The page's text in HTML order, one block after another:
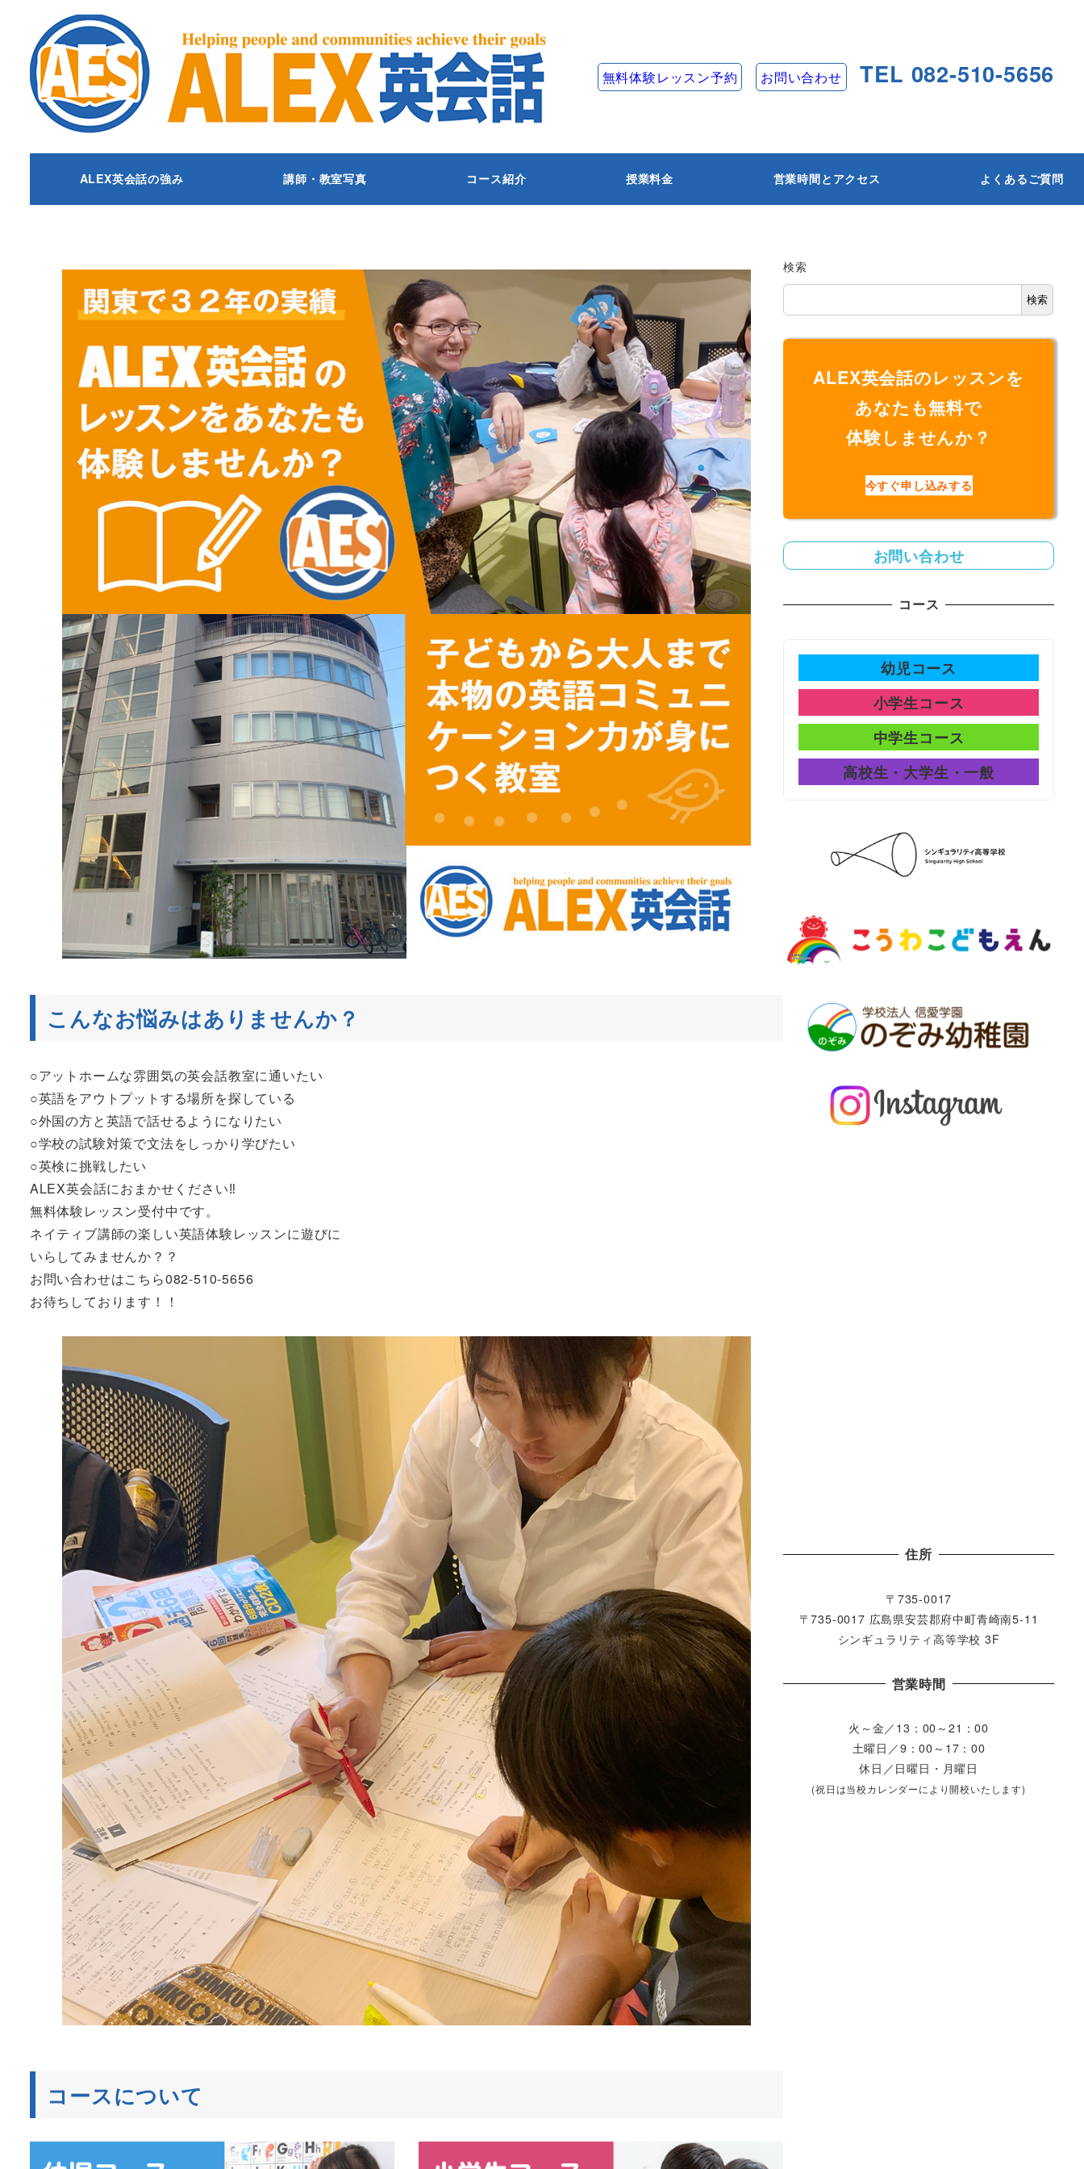
無料体験レッスン予約 お問い合わせ TEL 082-510-5656
ALEX英会話の強み 講師・教室写真 コース紹介 授業料金 営業時間とアクセス よくあるご質問
こんなお悩みはありませんか？
○アットホームな雰囲気の英会話教室に通いたい
○英語をアウトプットする場所を探している
○外国の方と英語で話せるようになりたい
○学校の試験対策で文法をしっかり学びたい
○英検に挑戦したい
ALEX英会話におまかせください‼︎
無料体験レッスン受付中です。
ネイティブ講師の楽しい英語体験レッスンに遊びに
いらしてみませんか？？
お問い合わせはこちら082-510-5656
お待ちしております！！
コースについて
検索
検索
ALEX英会話のレッスンを
あなたも無料で
体験しませんか？
今すぐ申し込みする
お問い合わせ
コース
幼児コース
小学生コース
中学生コース
高校生・大学生・一般
住所
〒735-0017
〒735-0017 広島県安芸郡府中町青崎南5-11
シンギュラリティ高等学校 3F
営業時間
火～金／13：00～21：00
土曜日／9：00～17：00
休日／日曜日・月曜日
(祝日は当校カレンダーにより開校いたします)